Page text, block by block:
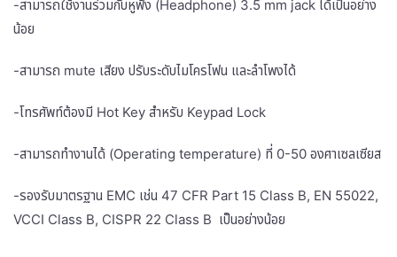
-สามารถใช้งานร่วมกับหูฟัง (Headphone) 3.5 mm jack ได้เป็นอย่าง
น้อย
-สามารถ mute เสียง ปรับระดับไมโครโฟน และลำโพงได้
-โทรศัพท์ต้องมี Hot Key สำหรับ Keypad Lock
-สามารถทำงานได้ (Operating temperature) ที่ 0-50 องศาเซลเซียส
-รองรับมาตรฐาน EMC เช่น 47 CFR Part 15 Class B, EN 55022,
VCCI Class B, CISPR 22 Class B เป็นอย่างน้อย